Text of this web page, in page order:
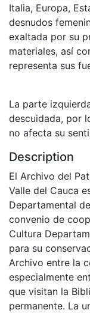
Italia, Europa,
desnudos
exaltada por su
materiales, así
representa sus
La parte
descuidada, por
no afecta su
Description
El Archivo del
Valle del Cauca
Departamental
convenio de
Cultura
para su
Archivo entre la
especialmente
que visitan la
permanente. La